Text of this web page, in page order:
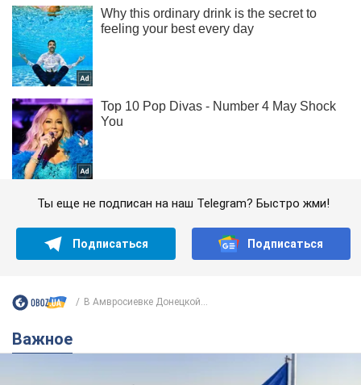
Ты еще не подписан на наш Telegram? Быстро жми!
Подписаться Подписаться
В Амвросиевке Донецкой...
Важное